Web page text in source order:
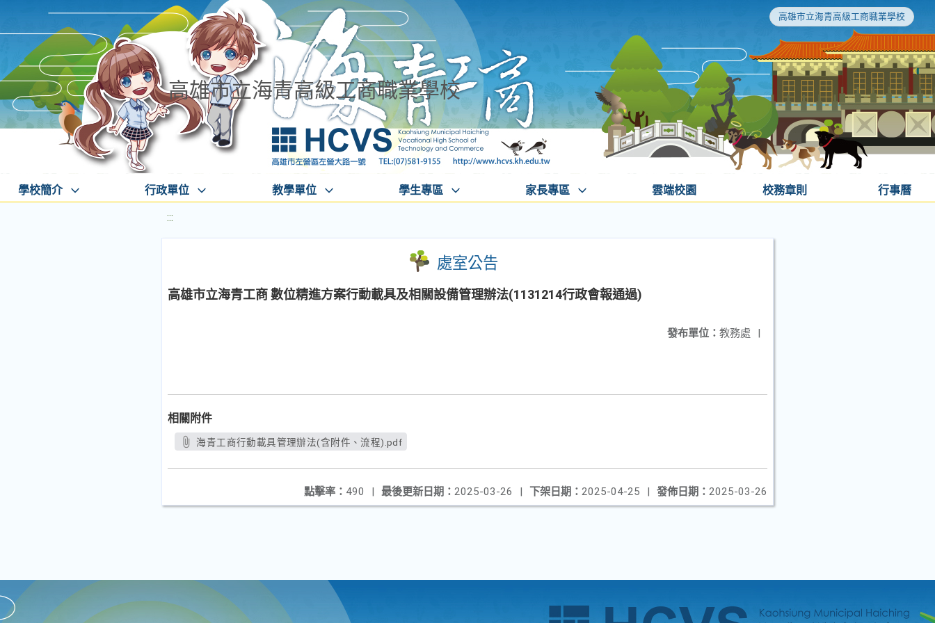
高雄市立海青高級工商職業學校
高雄市立海青高級工商職業學校
學校簡介 行政單位 教學單位 學生專區 家長專區 雲端校園 校務章則 行事曆
:::
處室公告
高雄市立海青工商 數位精進方案行動載具及相關設備管理辦法(1131214行政會報通過)
發布單位： 教務處 |
相關附件
海青工商行動載具管理辦法(含附件、流程).pdf
發佈日期： 2025-03-26
下架日期： 2025-04-25 |
最後更新日期： 2025-03-26 |
點擊率： 490 |